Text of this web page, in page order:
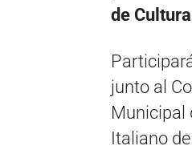
de
junto al
Municipal
Italiano